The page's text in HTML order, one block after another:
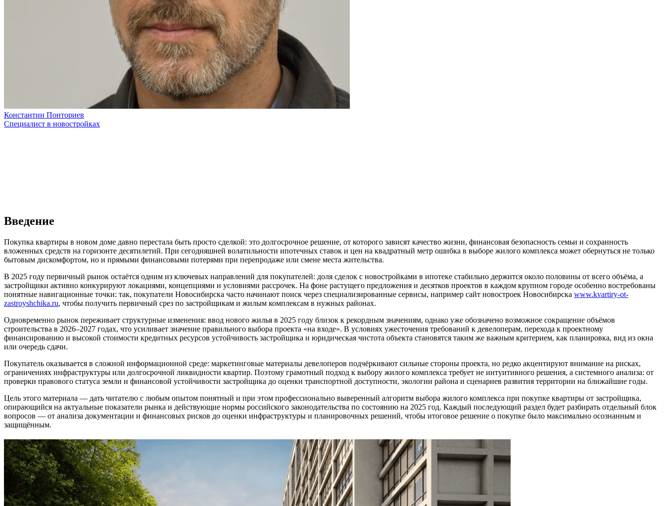
Константин Понториев
Специалист в новостройках
Введение
Покупка квартиры в новом доме давно перестала быть просто сделкой: это долгосрочное решение, от которого зависят качество жизни, финансовая безопасность семьи и сохранность
вложенных средств на горизонте десятилетий. При сегодняшней волатильности ипотечных ставок и цен на квадратный метр ошибка в выборе жилого комплекса может обернуться не только
бытовым дискомфортом, но и прямыми финансовыми потерями при перепродаже или смене места жительства.
В 2025 году первичный рынок остаётся одним из ключевых направлений для покупателей: доля сделок с новостройками в ипотеке стабильно держится около половины от всего объёма, а
застройщики активно конкурируют локациями, концепциями и условиями рассрочек. На фоне растущего предложения и десятков проектов в каждом крупном городе особенно востребованы
понятные навигационные точки: так, покупатели Новосибирска часто начинают поиск через специализированные сервисы, например сайт новостроек Новосибирска www.kvartiry-ot-
zastroyshchika.ru, чтобы получить первичный срез по застройщикам и жилым комплексам в нужных районах.
Одновременно рынок переживает структурные изменения: ввод нового жилья в 2025 году близок к рекордным значениям, однако уже обозначено возможное сокращение объёмов
строительства в 2026–2027 годах, что усиливает значение правильного выбора проекта «на входе». В условиях ужесточения требований к девелоперам, перехода к проектному
финансированию и высокой стоимости кредитных ресурсов устойчивость застройщика и юридическая чистота объекта становятся таким же важным критерием, как планировка, вид из окна
или очередь сдачи.
Покупатель оказывается в сложной информационной среде: маркетинговые материалы девелоперов подчёркивают сильные стороны проекта, но редко акцентируют внимание на рисках,
ограничениях инфраструктуры или долгосрочной ликвидности квартир. Поэтому грамотный подход к выбору жилого комплекса требует не интуитивного решения, а системного анализа: от
проверки правового статуса земли и финансовой устойчивости застройщика до оценки транспортной доступности, экологии района и сценариев развития территории на ближайшие годы.
Цель этого материала — дать читателю с любым опытом понятный и при этом профессионально выверенный алгоритм выбора жилого комплекса при покупке квартиры от застройщика,
опирающийся на актуальные показатели рынка и действующие нормы российского законодательства по состоянию на 2025 год. Каждый последующий раздел будет разбирать отдельный блок
вопросов — от анализа документации и финансовых рисков до оценки инфраструктуры и планировочных решений, чтобы итоговое решение о покупке было максимально осознанным и
защищённым.